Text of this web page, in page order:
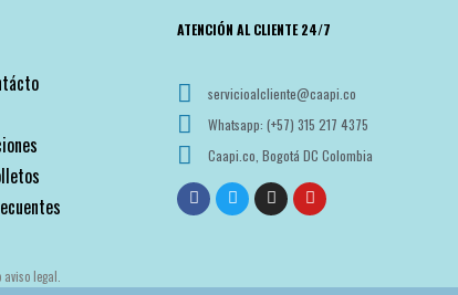
ATENCIÓN AL CLIENTE 24/7
servicioalcliente@caapi.co
Whatsapp: (+57) 315 217 4375
Caapi.co, Bogotá DC Colombia
legal.